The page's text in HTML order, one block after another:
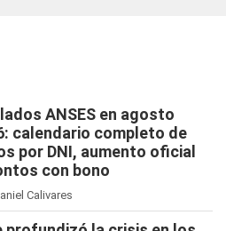
ANSES en agosto
calendario completo de
por DNI, aumento oficial
con bono
Calivares